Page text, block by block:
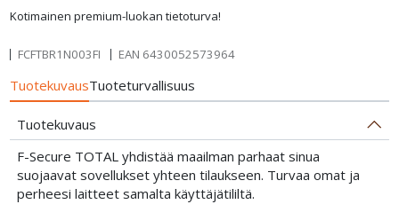
Kotimainen premium-luokan tietoturva!
FCFTBR1N003FI EAN 6430052573964
TuotekuvausTuoteturvallisuus
Tuotekuvaus
F-Secure TOTAL yhdistää maailman parhaat sinua
suojaavat sovellukset yhteen tilaukseen. Turvaa omat ja
perheesi laitteet samalta käyttäjätililtä.